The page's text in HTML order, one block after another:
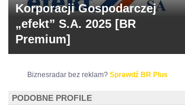
Korporacji Gospodarczej
„efekt” S.A. 2025 [BR
Premium]
Biznesradar bez reklam? Sprawdź BR Plus
PODOBNE PROFILE